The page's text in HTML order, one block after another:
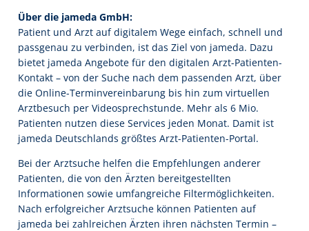
Über die jameda GmbH:
Patient und Arzt auf digitalem Wege einfach, schnell und
passgenau zu verbinden, ist das Ziel von jameda. Dazu
bietet jameda Angebote für den digitalen Arzt-Patienten-
Kontakt – von der Suche nach dem passenden Arzt, über
die Online-Terminvereinbarung bis hin zum virtuellen
Arztbesuch per Videosprechstunde. Mehr als 6 Mio.
Patienten nutzen diese Services jeden Monat. Damit ist
jameda Deutschlands größtes Arzt-Patienten-Portal.
Bei der Arztsuche helfen die Empfehlungen anderer
Patienten, die von den Ärzten bereitgestellten
Informationen sowie umfangreiche Filtermöglichkeiten.
Nach erfolgreicher Arztsuche können Patienten auf
jameda bei zahlreichen Ärzten ihren nächsten Termin –